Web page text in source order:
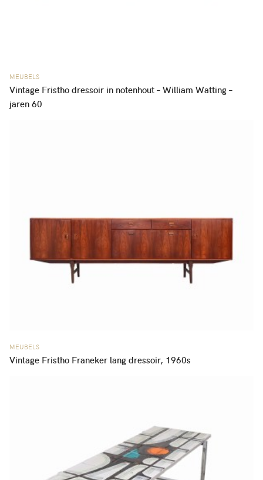
MEUBELS
Vintage Fristho dressoir in notenhout – William Watting –
jaren 60
MEUBELS
Vintage Fristho Franeker lang dressoir, 1960s